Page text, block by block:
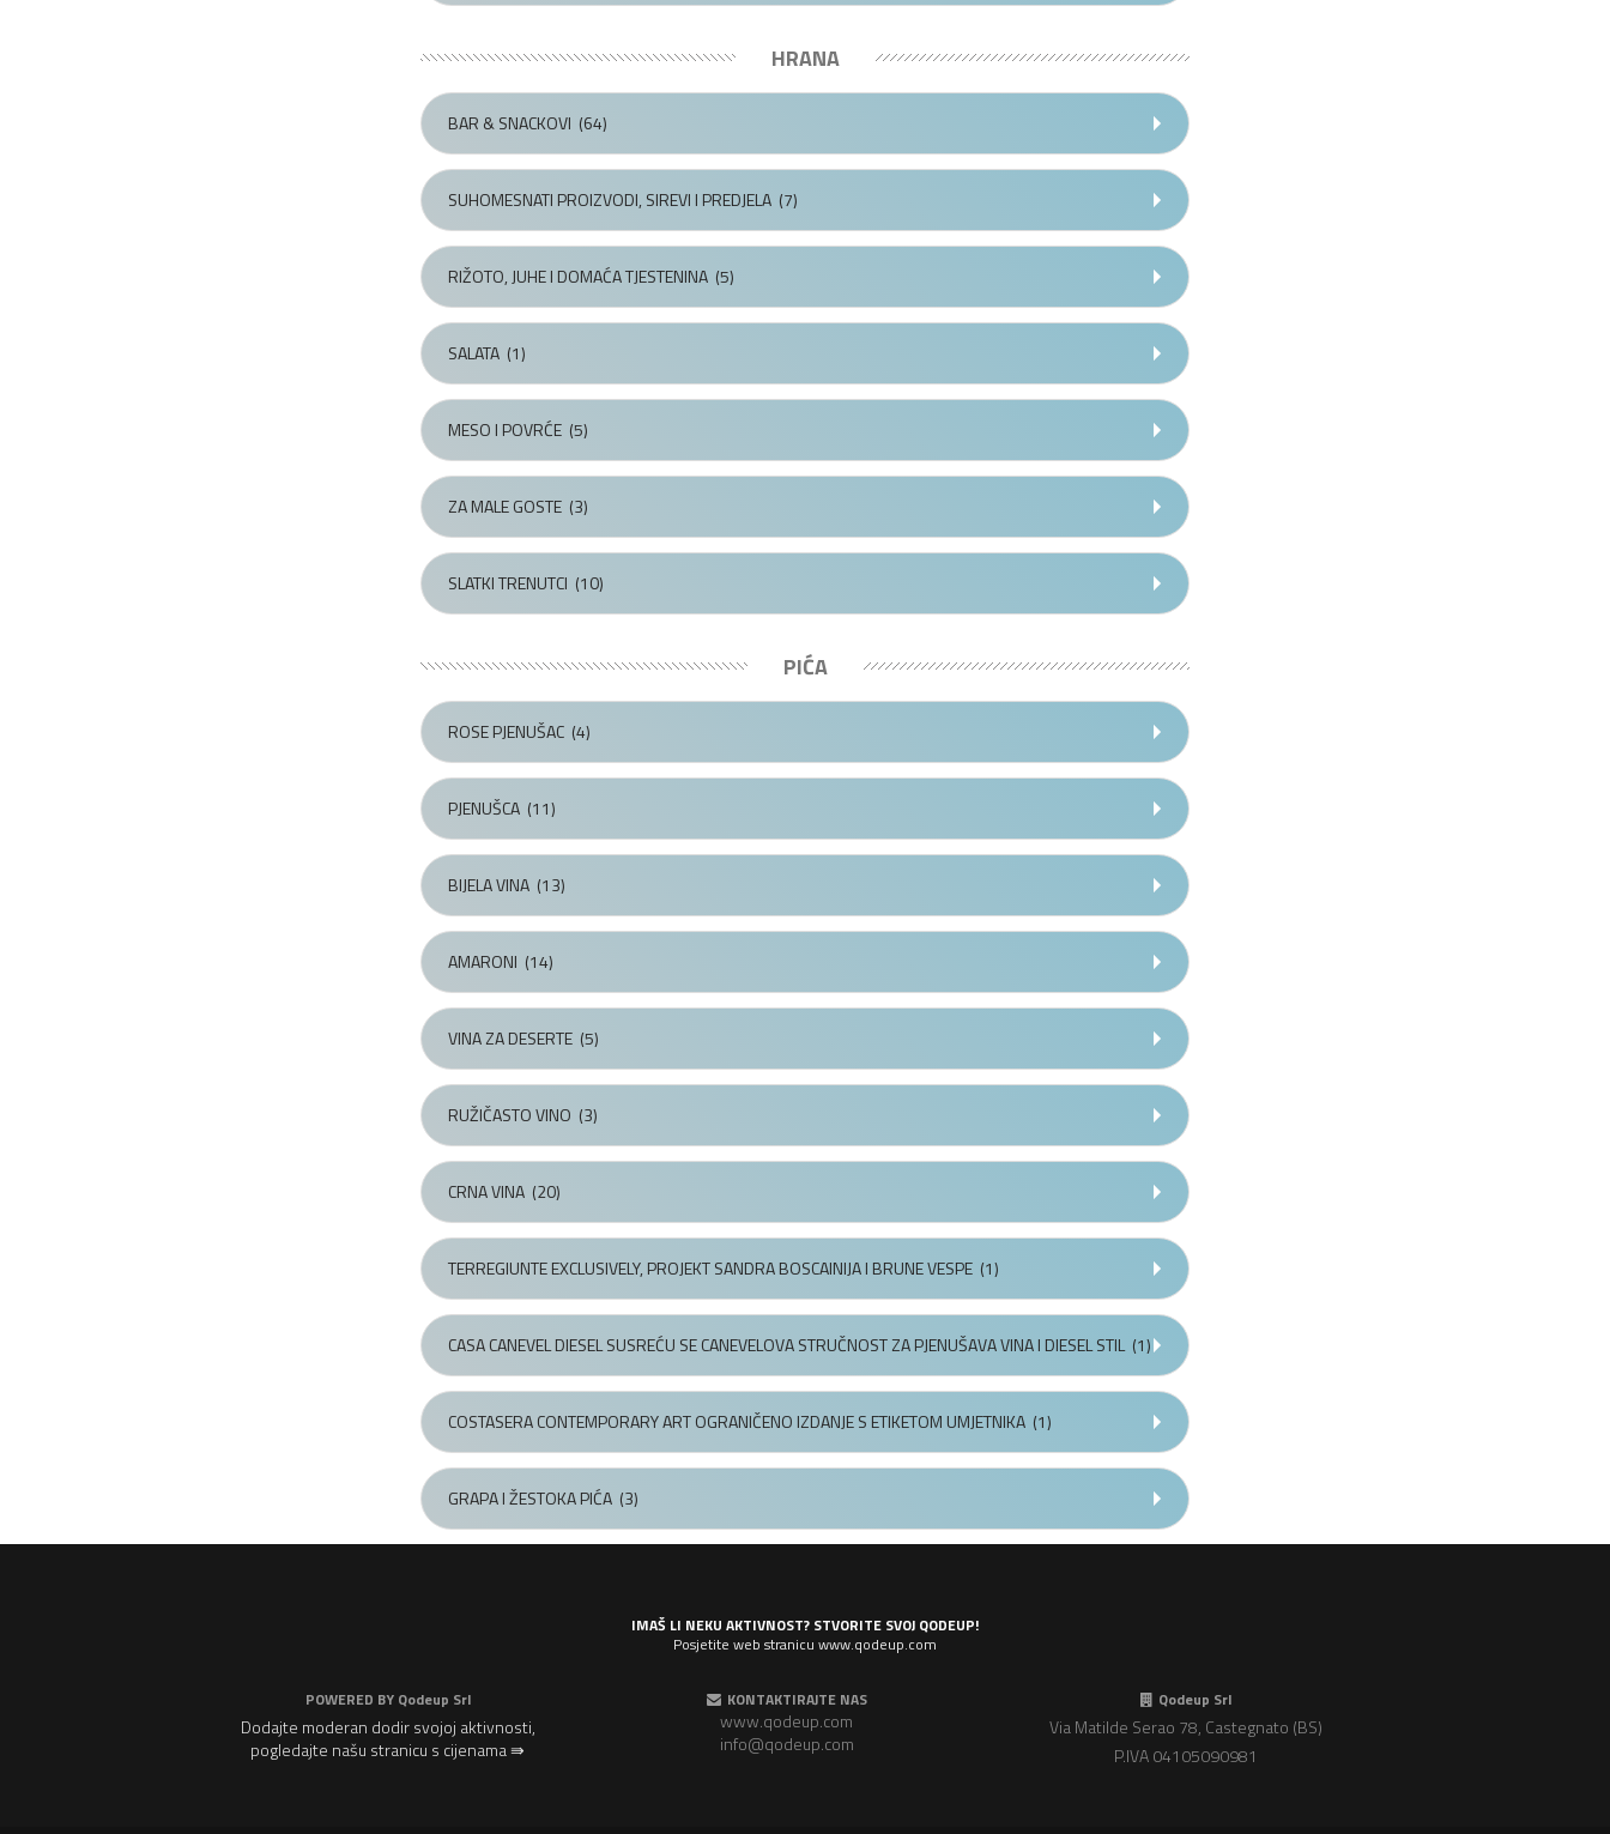
HRANA
BAR & SNACKOVI (64)
SUHOMESNATI PROIZVODI, SIREVI I PREDJELA (7)
RIŽOTO, JUHE I DOMAĆA TJESTENINA (5)
SALATA (1)
MESO I POVRĆE (5)
ZA MALE GOSTE (3)
SLATKI TRENUTCI (10)
PIĆA
ROSE PJENUŠAC (4)
PJENUŠCA (11)
BIJELA VINA (13)
AMARONI (14)
VINA ZA DESERTE (5)
RUŽIČASTO VINO (3)
CRNA VINA (20)
TERREGIUNTE EXCLUSIVELY, PROJEKT SANDRA BOSCAINIJA I BRUNE VESPE (1)
CASA CANEVEL DIESEL SUSREĆU SE CANEVELOVA STRUČNOST ZA PJENUŠAVA VINA I DIESEL STIL(1)
COSTASERA CONTEMPORARY ART OGRANIČENO IZDANJE S ETIKETOM UMJETNIKA (1)
GRAPA I ŽESTOKA PIĆA (3)
IMAŠ LI NEKU AKTIVNOST? STVORITE SVOJ QODEUP!
Posjetite web stranicu www.qodeup.com
POWERED BY Qodeup Srl
Dodajte moderan dodir svojoj aktivnosti,
pogledajte našu stranicu s cijenama ⇛
KONTAKTIRAJTE NAS
www.qodeup.com
info@qodeup.com
Qodeup Srl
Via Matilde Serao 78, Castegnato (BS)
P.IVA 04105090981